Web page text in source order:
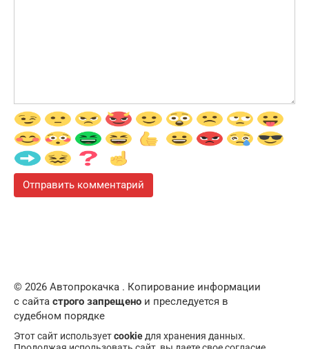
© 2026 Автопрокачка . Копирование информации
с сайта строго запрещено и преследуется в
судебном порядке
Этот сайт используетcookie для хранения данных.